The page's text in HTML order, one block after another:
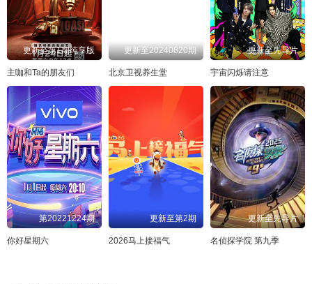
更新至第1期纯享版
主咖和Ta的朋友们
更新至20240820期
北京卫视养生堂
更新至先导片
宇宙闪烁请注意
第20221224期
你好星期六
更新至第2期
2026马上接福气
更新至先导片
名侦探学院 第九季